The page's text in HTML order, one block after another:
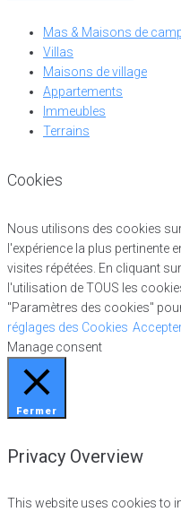
Mas & Maisons de
Villas
Maisons de village
Appartements
Immeubles
Terrains
Cookies
Nous utilisons des cookies
l'expérience la plus pertinente
visites répétées. En cliquant
l'utilisation de TOUS les
"Paramètres des cookies"
réglages des Cookies
Manage consent
Fermer
Privacy Overview
This website uses cookies to